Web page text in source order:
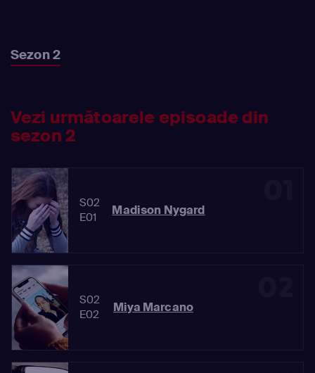
Sezon 2
Vezi următoarele episoade din
sezon 2
S02
E01
Madison Nygard
S02
E02
Miya Marcano